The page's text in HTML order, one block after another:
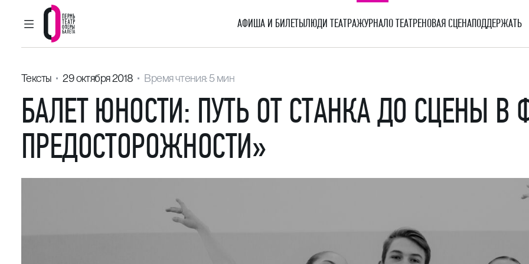
ГЛАВНОЕ МЕНЮ
Пермский театр оперы и балета
АФИША И БИЛЕТЫЛЮДИ ТЕАТРАЖУРНАЛО ТЕАТРЕНОВАЯ СЦЕНАПОДДЕРЖАТЬ
Тексты 29 октября 2018 Время чтения: 5 мин
БАЛЕТ ЮНОСТИ: ПУТЬ ОТ СТАНКА ДО СЦЕНЫ В
ПРЕДОСТОРОЖНОСТИ»